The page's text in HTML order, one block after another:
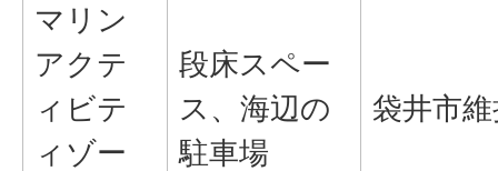
マリン
アクテ
ィビテ
ィゾー
段床スペー
ス、海辺の
駐車場
袋井市